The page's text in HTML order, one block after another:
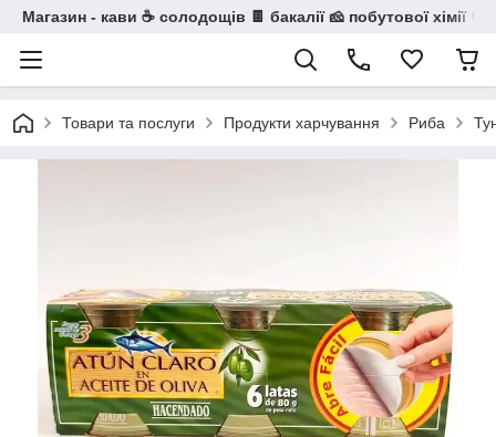
Магазин - кави ☕ солодощів 🍫 бакалії 🧀 побутової хімії 🧼
Товари та послуги Продукти харчування Риба